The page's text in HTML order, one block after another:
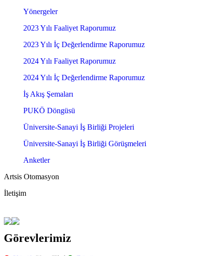
Yönergeler
2023 Yılı Faaliyet Raporumuz
2023 Yılı İç Değerlendirme Raporumuz
2024 Yılı Faaliyet Raporumuz
2024 Yılı İç Değerlendirme Raporumuz
İş Akış Şemaları
PUKÖ Döngüsü
Üniversite-Sanayi İş Birliği Projeleri
Üniversite-Sanayi İş Birliği Görüşmeleri
Anketler
Artsis Otomasyon
İletişim
Görevlerimiz